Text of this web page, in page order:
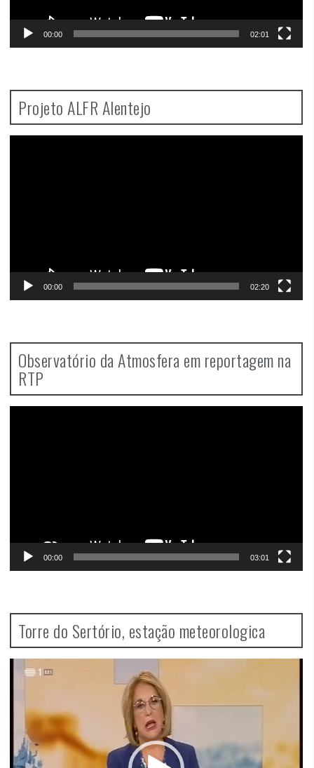
00:00 02:01
Projeto ALFR Alentejo
00:00 02:20
Observatório da Atmosfera em reportagem na
RTP
00:00 03:01
Torre do Sertório, estação meteorologica
Player